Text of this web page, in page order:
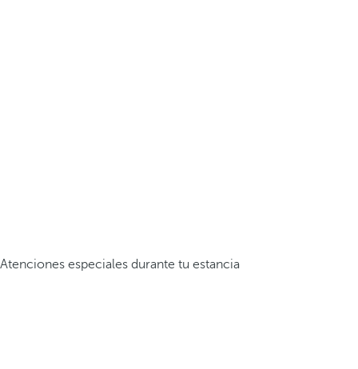
Atenciones especiales durante tu estancia